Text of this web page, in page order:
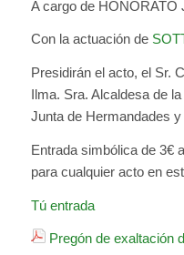
A cargo de
Con la actuación de
Presidirán el acto, el Sr.
Ilma. Sra. Alcaldesa de
Junta de Hermandades
Entrada simbólica de 3€
para cualquier acto en
Tú entrada
Pregón de exaltación